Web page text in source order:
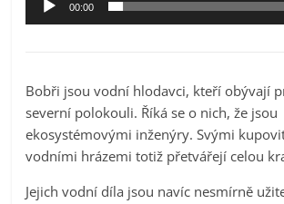
00:00
Bobři jsou vodní hlodavci, kteří obývají
severní polokouli. Říká se o nich, že jsou
ekosystémovými inženýry. Svými
vodními hrázemi totiž přetvářejí celou
Jejich vodní díla jsou navíc nesmírně